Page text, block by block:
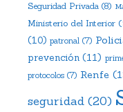
Seguridad Privada (8)
Ministerio del Interior
(10) patronal (7)
prevención (11)
protocolos (7) Renfe
seguridad (20)